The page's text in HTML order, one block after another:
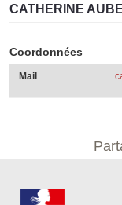
CATHERINE
Coordonnées
Mail